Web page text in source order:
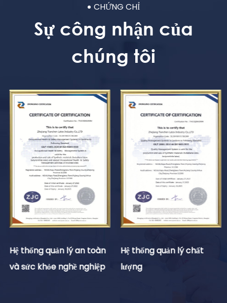
CHỨNG CHỈ
Sự công nhận của
chúng tôi
Hệ thống quản lý an toàn
và sức khỏe nghề nghiệp
Hệ thống quản lý chất
lượng